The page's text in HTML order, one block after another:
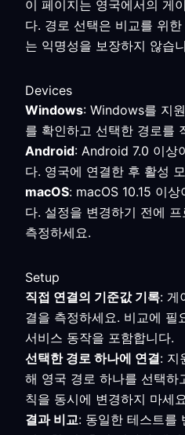
이 페이지는 영국에서의 게
다. 경로 선택은 비교를 위
는 익명성을 보장하지 않습
Devices
Windows: Windows를 지
를 확인하고 선택한 경로를
Android: Android 7.0 이상
다. 영국에 연결한 후 활성
macOS: macOS 10.15 이
다. 설정을 변경하기 전에
측정하세요.
Setup
직접 연결의 기준값 기록: 게
결을 측정하세요. 비교에 필
서비스 동작을 포함합니다.
선택한 경로 하나에 연결: 지
해 영국 경로 하나를 선택하
칙을 동시에 변경하지 마세
결과 비교: 동일한 테스트를